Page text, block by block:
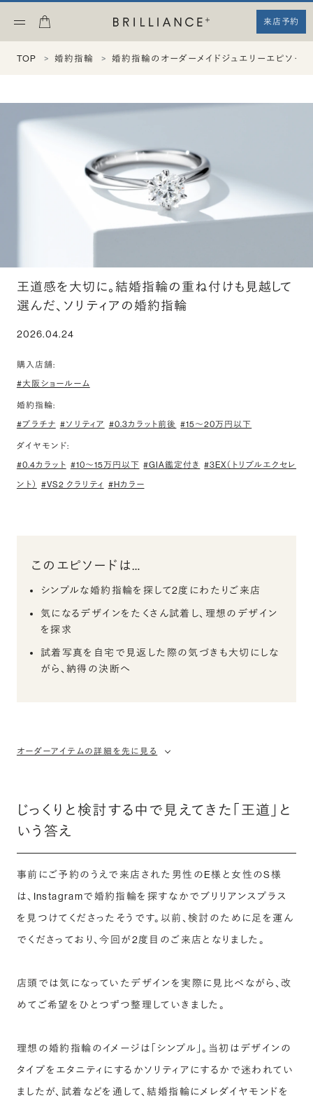
来店予約
TOP 婚約指輪 婚約指輪のオーダーメイドジュエリーエピソー
王道感を大切に。結婚指輪の重ね付けも見越して
選んだ、ソリティアの婚約指輪
2026.04.24
購入店舗:
#大阪ショールーム
婚約指輪:
#プラチナ #ソリティア #0.3カラット前後 #15〜20万円以下
ダイヤモンド:
#0.4カラット #10〜15万円以下 #GIA鑑定付き #3EX（トリプルエクセレ
ント）
#VS2 クラリティ #Hカラー
このエピソードは…
シンプルな婚約指輪を探して2度にわたりご来店
気になるデザインをたくさん試着し、理想のデザイン
を探求
試着写真を自宅で見返した際の気づきも大切にしな
がら、納得の決断へ
オーダーアイテムの詳細を先に見る
じっくりと検討する中で見えてきた「王道」と
いう答え
事前にご予約のうえで来店された男性のE様と女性のS様
は、Instagramで婚約指輪を探すなかでブリリアンスプラス
を見つけてくださったそうです。以前、検討のために足を運ん
でくださっており、今回が2度目のご来店となりました。
店頭では気になっていたデザインを実際に見比べながら、改
めてご希望をひとつずつ整理していきました。
理想の婚約指輪のイメージは「シンプル」。当初はデザインの
タイプをエタニティにするかソリティアにするかで迷われてい
ましたが、試着などを通して、結婚指輪にメレダイヤモンドを